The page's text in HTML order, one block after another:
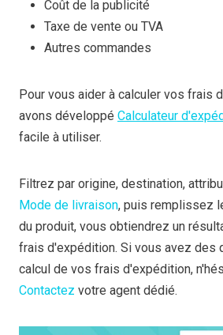
Coût de la publicité
Taxe de vente ou TVA
Autres commandes
Pour vous aider à calculer vos frais
avons développé Calculateur
facile à utiliser.
Filtrez par origine, destination,
Mode de livraison, puis remplissez
du produit, vous obtiendrez un
frais d'expédition. Si vous avez des
calcul de vos frais d'expédition,
Contactez votre agent dédié.